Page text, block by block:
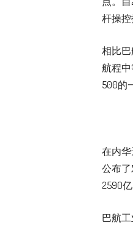
杆操
相比
航程
500的
在内
公布
2590
巴航